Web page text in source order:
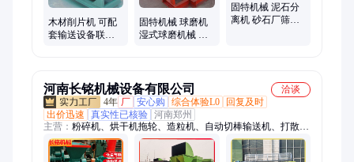
木材削片机 可配
套输送设备联动
固特机械 球磨机
湿式球磨机械 矿
固特机械 泥石分
离机 砂石厂筛石
河南长铭机械设备有限公司
洽谈
4年 厂 安心购 综合体验L0
回复及时
出价迅速
真实性已核验 河南郑州
主营： 粉碎机、烘干机拖轮、造粒机、自动切棒输送机、打散
机、球磨机钢锻、烘干机托辊、粉土机、制砂机衬板、废水回收
机、球磨机钢球、挤压制粒机、粉碎机筛板、污水处理设备、煤